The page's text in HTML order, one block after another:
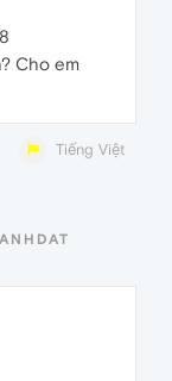
Cho em
Tiếng Việt